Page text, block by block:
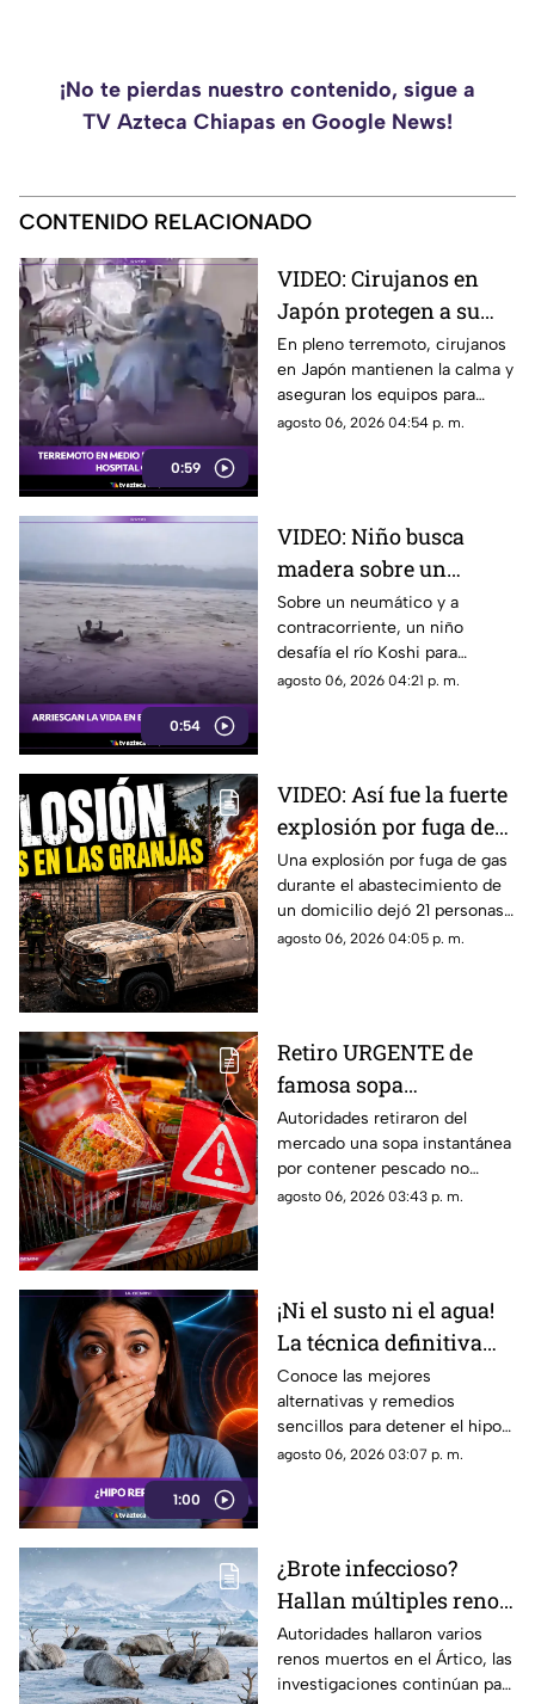
¡No te pierdas nuestro contenido, sigue a
TV Azteca Chiapas en Google News!
CONTENIDO RELACIONADO
0:59
VIDEO: Cirujanos en
Japón protegen a su
paciente durante un
terremoto en la sala de
operaciones
En pleno terremoto, cirujanos
en Japón mantienen la calma y
aseguran los equipos para
proteger a su paciente en la
agosto 06, 2026 04:54 p. m.
0:54
VIDEO: Niño busca
madera sobre un
neumático en el río
Koshi, en la frontera de
India y Nepal
Sobre un neumático y a
contracorriente, un niño
desafía el río Koshi para
recolectar madera. Una
agosto 06, 2026 04:21 p. m.
VIDEO: Así fue la fuerte
explosión por fuga de
gas en Cuernavaca: 21
heridos
Una explosión por fuga de gas
durante el abastecimiento de
un domicilio dejó 21 personas
heridas y daños en viviendas y
agosto 06, 2026 04:05 p. m.
Retiro URGENTE de
famosa sopa
instantánea por
ingrediente que podría
ser mortal
Autoridades retiraron del
mercado una sopa instantánea
por contener pescado no
declarado. Revisa lotes
agosto 06, 2026 03:43 p. m.
1:00
¡Ni el susto ni el agua!
La técnica definitiva
para cortar el hipo en
segundos
Conoce las mejores
alternativas y remedios
sencillos para detener el hipo
de forma rápida, desde
agosto 06, 2026 03:07 p. m.
¿Brote infeccioso?
Hallan múltiples renos
muertos en el Ártico
por causas
desconocidas
Autoridades hallaron varios
renos muertos en el Ártico, las
investigaciones continúan para